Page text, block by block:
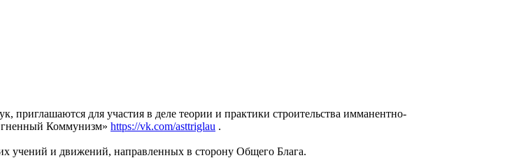
приглашаются для участия в деле теории и практики строительства имманентно-
Коммунизм» https://vk.com/asttriglau .
учений и движений, направленных в сторону Общего Блага.